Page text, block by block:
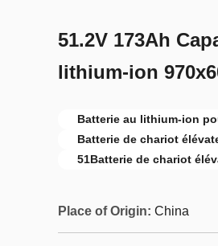
51.2V 173Ah
lithium-ion
Batterie au lithium-ion
Batterie de chariot
51Batterie de chariot
Place of Origin: China